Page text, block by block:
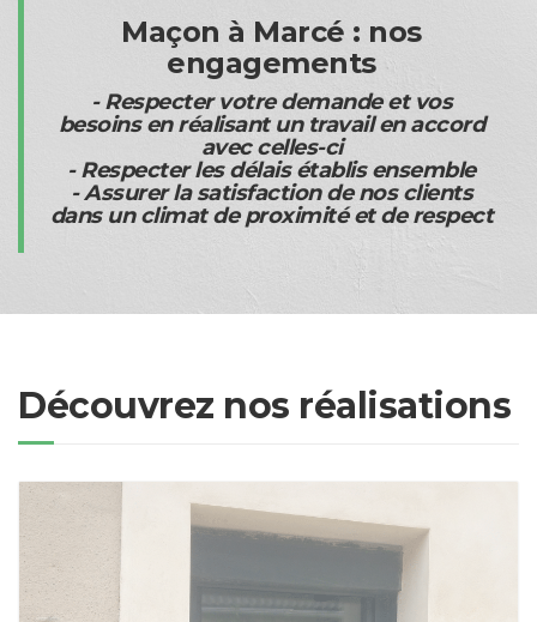
Maçon à Marcé : nos
engagements
- Respecter votre demande et vos
besoins en réalisant un travail en accord
avec celles-ci
- Respecter les délais établis ensemble
- Assurer la satisfaction de nos clients
dans un climat de proximité et de respect
Découvrez nos réalisations